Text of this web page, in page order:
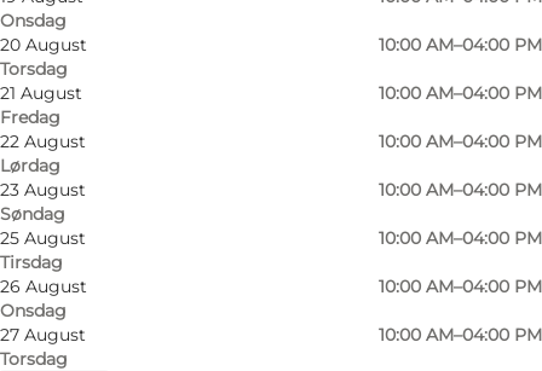
Onsdag
20 August
Torsdag
10:00 AM–04:00 PM
21 August
Fredag
10:00 AM–04:00 PM
22 August
Lørdag
10:00 AM–04:00 PM
23 August
Søndag
10:00 AM–04:00 PM
25 August
Tirsdag
10:00 AM–04:00 PM
26 August
Onsdag
10:00 AM–04:00 PM
27 August
Torsdag
10:00 AM–04:00 PM
Foto: Frederikke Juul Albertsen Foto: